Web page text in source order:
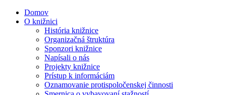
Domov
O knižnici
História knižnice
Organizačná štruktúra
Sponzori knižnice
Napísali o nás
Projekty knižnice
Prístup k informáciám
Oznamovanie protispoločenskej činnosti